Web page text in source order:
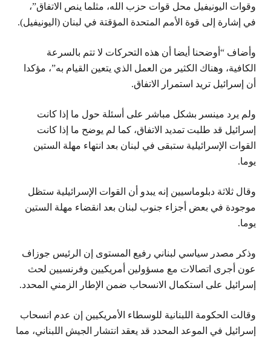
وقوات اليونيفيل محل قوات حزب الله، مثلما ينص الاتفاق”،
في إشارة إلى قوة الأمم المتحدة المؤقتة في لبنان (اليونيفيل).
وأضاف “أوضحنا أيضا أن هذه التحركات لا تتم بالسرعة
الكافية، وهناك الكثير من العمل الذي يتعين القيام به”، مؤكدا
أن إسرائيل تريد استمرار الاتفاق.
ولم يرد مينسر بشكل مباشر على أسئلة حول ما إذا كانت
إسرائيل قد طلبت تمديد الاتفاق، كما لم يوضح ما إذا كانت
القوات الإسرائيلية ستبقى في لبنان بعد انتهاء مهلة الستين
يوما.
وقال ثلاثة دبلوماسيين إنه يبدو أن القوات الإسرائيلية ستظل
موجودة في بعض أجزاء جنوب لبنان بعد انقضاء مهلة الستين
يوما.
وذكر مصدر سياسي لبناني رفيع المستوى إن الرئيس جوزاف
عون أجرى اتصالات مع مسؤولين أمريكيين وفرنسيين لحث
إسرائيل على استكمال الانسحاب ضمن الإطار الزمني المحدد.
وقالت الحكومة اللبنانية للوسطاء الأمريكيين إن عدم انسحاب
إسرائيل في الموعد المحدد قد يعقد انتشار الجيش اللبناني، مما